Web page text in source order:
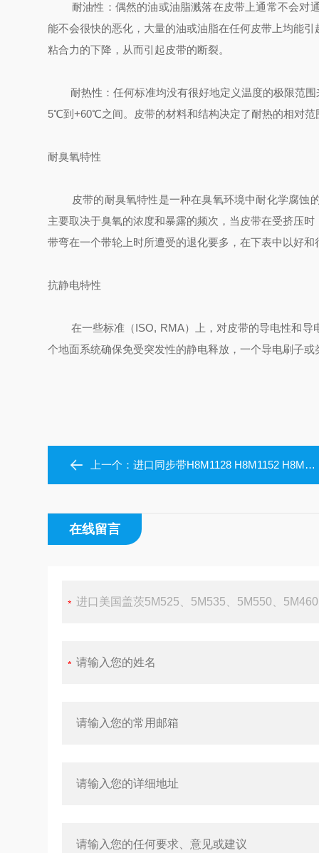
耐油性：偶然的油或油脂溅落在皮带上通常不会对通
能不会很快的恶化，大量的油或油脂在任何皮带上均能
粘合力的下降，从而引起皮带的断裂。
耐热性：任何标准均没有很好地定义温度的极限范围
5℃到+60℃之间。皮带的材料和结构决定了耐热的相对
耐臭氧特性
皮带的耐臭氧特性是一种在臭氧环境中耐化学腐蚀的
主要取决于臭氧的浓度和暴露的频次，当皮带在受挤压
带弯在一个带轮上时所遭受的退化要多，在下表中以好和
抗静电特性
在一些标准（ISO, RMA）上，对皮带的导电性和导
个地面系统确保免受突发性的静电释放，一个导电刷子
上一个：进口同步带H8M1128 H8M1152 H8M1160 H8M1200 H8M1224
在线留言